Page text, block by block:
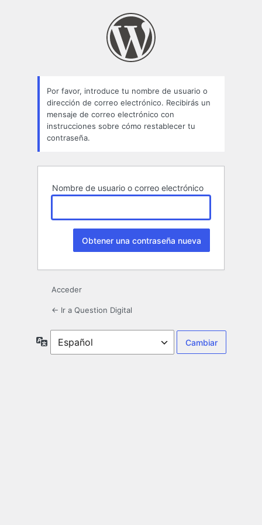
Por favor, introduce tu nombre de usuario o
dirección de correo electrónico. Recibirás un
mensaje de correo electrónico con
instrucciones sobre cómo restablecer tu
contraseña.
Nombre de usuario o correo electrónico
Acceder
← Ir a Question Digital
Idioma